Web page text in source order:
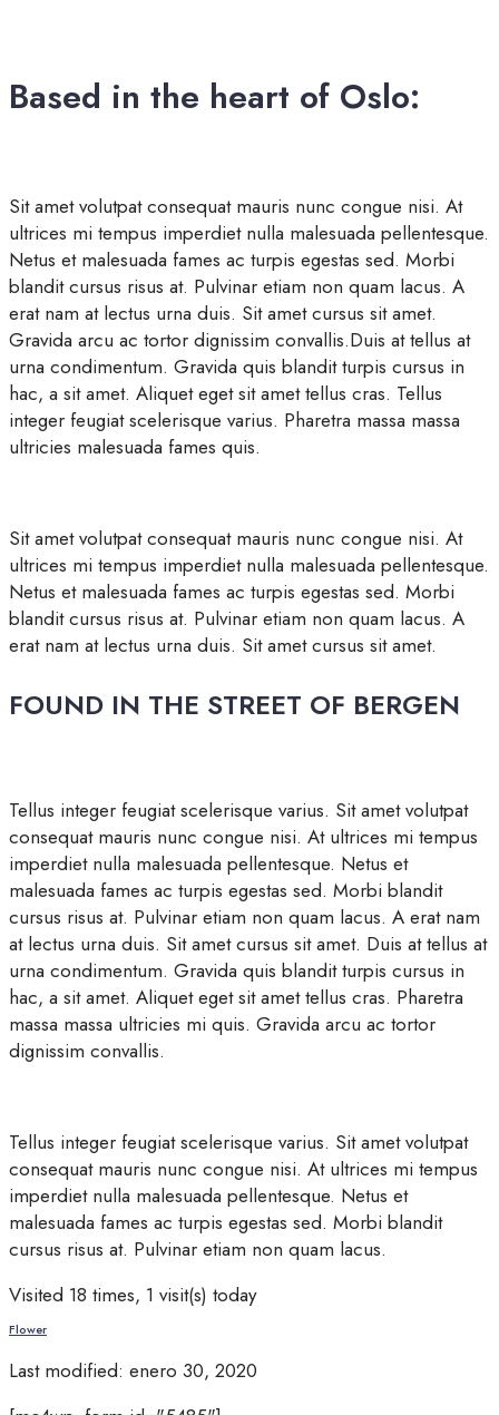
Based in the heart of Oslo:
Sit amet volutpat consequat mauris nunc congue nisi. At
ultrices mi tempus imperdiet nulla malesuada pellentesque.
Netus et malesuada fames ac turpis egestas sed. Morbi
blandit cursus risus at. Pulvinar etiam non quam lacus. A
erat nam at lectus urna duis. Sit amet cursus sit amet.
Gravida arcu ac tortor dignissim convallis.Duis at tellus at
urna condimentum. Gravida quis blandit turpis cursus in
hac, a sit amet. Aliquet eget sit amet tellus cras. Tellus
integer feugiat scelerisque varius. Pharetra massa massa
ultricies malesuada fames quis.
Sit amet volutpat consequat mauris nunc congue nisi. At
ultrices mi tempus imperdiet nulla malesuada pellentesque.
Netus et malesuada fames ac turpis egestas sed. Morbi
blandit cursus risus at. Pulvinar etiam non quam lacus. A
erat nam at lectus urna duis. Sit amet cursus sit amet.
FOUND IN THE STREET OF BERGEN
Tellus integer feugiat scelerisque varius. Sit amet volutpat
consequat mauris nunc congue nisi. At ultrices mi tempus
imperdiet nulla malesuada pellentesque. Netus et
malesuada fames ac turpis egestas sed. Morbi blandit
cursus risus at. Pulvinar etiam non quam lacus. A erat nam
at lectus urna duis. Sit amet cursus sit amet. Duis at tellus at
urna condimentum. Gravida quis blandit turpis cursus in
hac, a sit amet. Aliquet eget sit amet tellus cras. Pharetra
massa massa ultricies mi quis. Gravida arcu ac tortor
dignissim convallis.
Tellus integer feugiat scelerisque varius. Sit amet volutpat
consequat mauris nunc congue nisi. At ultrices mi tempus
imperdiet nulla malesuada pellentesque. Netus et
malesuada fames ac turpis egestas sed. Morbi blandit
cursus risus at. Pulvinar etiam non quam lacus.
Visited 18 times, 1 visit(s) today
Flower
Last modified: enero 30, 2020